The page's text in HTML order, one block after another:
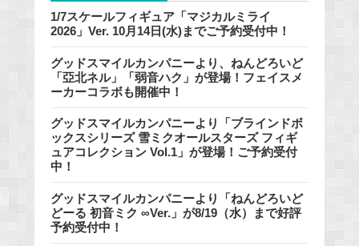
1/7スケールフィギュア「マジカルミライ
2026」Ver. 10月14日(水)までご予約受付中！
グッドスマイルカンパニーより、ねんどろいど
「亞北ネル」「弱音ハク」が登場！フェイスメ
ーカーコラボも開催中！
グッドスマイルカンパニーより「ブラインドボ
ックスシリーズ 雪ミクオールスターズ フィギ
ュアコレクション Vol.1」が登場！ご予約受付
中！
グッドスマイルカンパニーより「ねんどろいど
どーる 初音ミク ∞Ver.」が8/19（水）まで好評
予約受付中！